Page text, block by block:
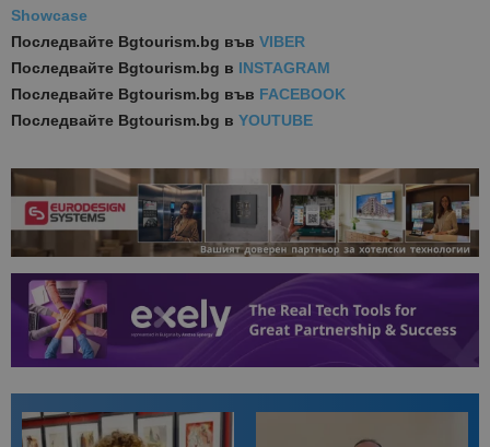
Showcase
Последвайте Bgtourism.bg във VIBER
Последвайте Bgtourism.bg в INSTAGRAM
Последвайте Bgtourism.bg във FACEBOOK
Последвайте Bgtourism.bg в YOUTUBE